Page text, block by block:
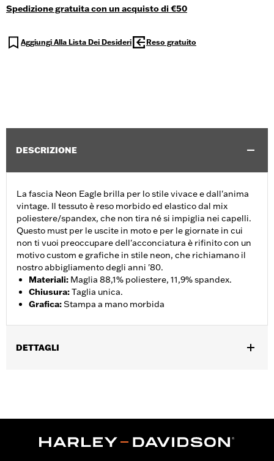
Spedizione gratuita con un acquisto di €50
Aggiungi Alla Lista Dei Desideri Reso gratuito
DESCRIZIONE
La fascia Neon Eagle brilla per lo stile vivace e dall'anima
vintage. Il tessuto è reso morbido ed elastico dal mix
poliestere/spandex, che non tira né si impiglia nei capelli.
Questo must per le uscite in moto e per le giornate in cui
non ti vuoi preoccupare dell'acconciatura è rifinito con un
motivo custom e grafiche in stile neon, che richiamano il
nostro abbigliamento degli anni '80.
Materiali: Maglia 88,1% poliestere, 11,9% spandex.
Chiusura:Taglia unica.
Grafica:Stampa a mano morbida
DETTAGLI
Origine:Articolo d'importazione